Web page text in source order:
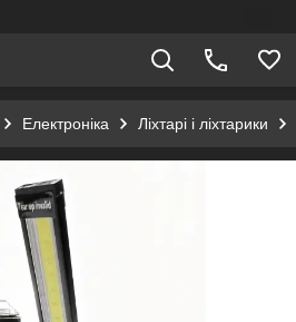
Електроніка Ліхтарі і ліхтарики